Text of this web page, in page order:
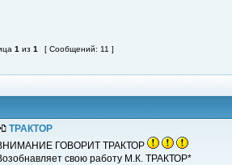
1 из 1 [ Сообщений: 11 ]
ТРАКТОР
ГОВОРИТ ТРАКТОР
свою работу М.К. ТРАКТОР*